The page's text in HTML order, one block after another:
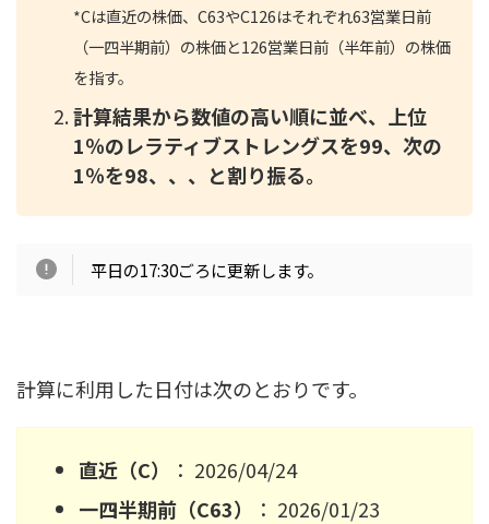
*Cは直近の株価、C63やC126はそれぞれ63営業日前
（一四半期前）の株価と126営業日前（半年前）の株価
を指す。
計算結果から数値の高い順に並べ、上位
1％のレラティブストレングスを99、次の
1％を98、、、と割り振る。
平日の17:30ごろに更新します。
計算に利用した日付は次のとおりです。
直近（C）
： 2026/04/24
一四半期前（C63）
： 2026/01/23